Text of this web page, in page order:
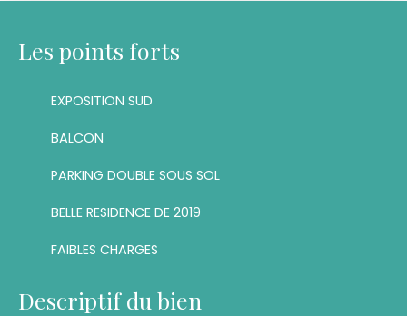
Les points forts
EXPOSITION SUD
BALCON
PARKING DOUBLE SOUS SOL
BELLE RESIDENCE DE 2019
FAIBLES CHARGES
Descriptif du bien